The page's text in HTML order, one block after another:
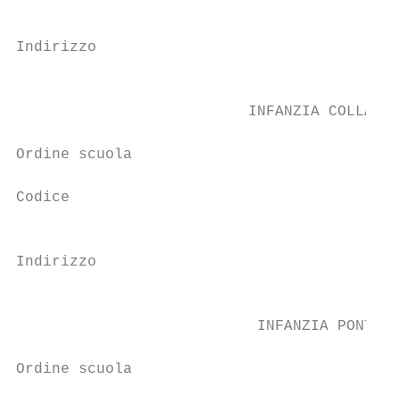
Indirizzo
INFANZIA
Ordine scuola
Codice
Indirizzo
INFANZIA
Ordine scuola